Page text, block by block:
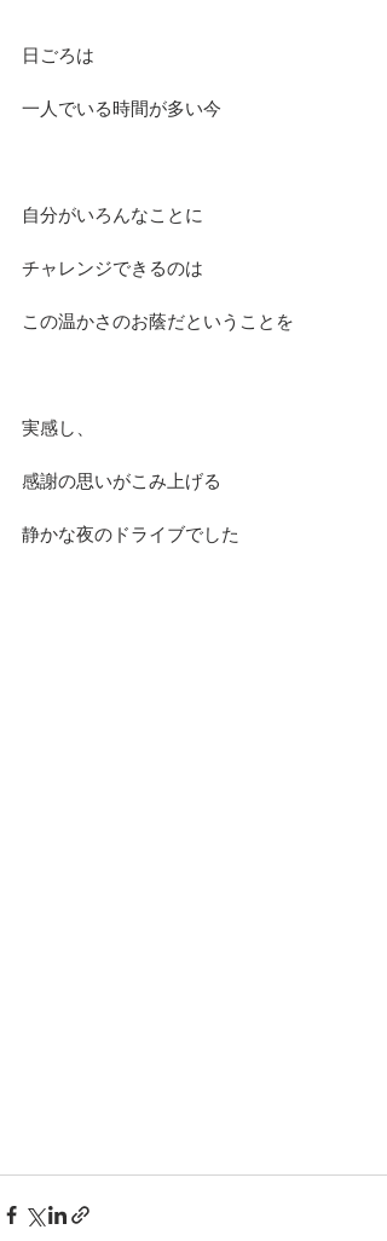
日ごろは
一人でいる時間が多い今
自分がいろんなことに
チャレンジできるのは
この温かさのお蔭だということを
実感し、
感謝の思いがこみ上げる
静かな夜のドライブでした